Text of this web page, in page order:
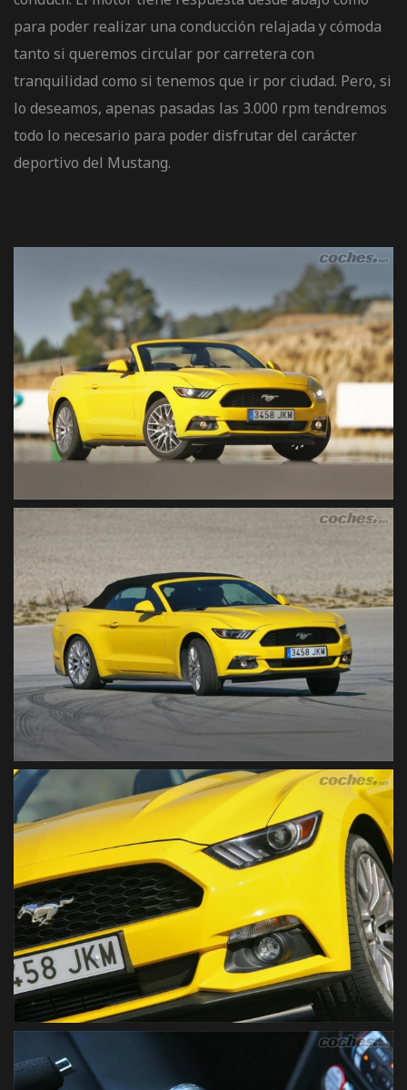
para poder realizar una conducción relajada y cómoda
tanto si queremos circular por carretera con
tranquilidad como si tenemos que ir por ciudad. Pero, si
lo deseamos, apenas pasadas las 3.000 rpm tendremos
todo lo necesario para poder disfrutar del carácter
deportivo del Mustang.